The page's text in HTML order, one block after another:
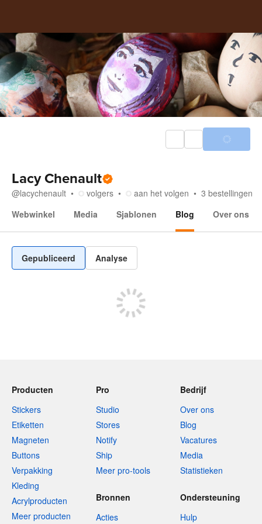
Lacy Chenault
@lacychenault volgers aan het volgen 3 bestellingen
Webwinkel
Media Sjablonen Blog Over ons
Gepubliceerd Analyse
Producten
Stickers
Etiketten
Magneten
Buttons
Verpakking
Kleding
Acrylproducten
Meer producten
Pro
Studio
Stores
Notify
Ship
Meer pro-tools
Bedrijf
Over ons
Blog
Vacatures
Media
Statistieken
Bronnen
Acties
Ondersteuning
Hulp